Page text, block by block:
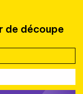
de découpe